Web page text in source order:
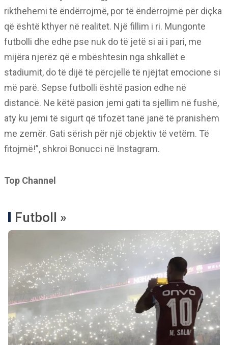
rikthehemi të ëndërrojmë, por të ëndërrojmë për diçka
që është kthyer në realitet. Një fillim i ri. Mungonte
futbolli dhe edhe pse nuk do të jetë si ai i pari, me
mijëra njerëz që e mbështesin nga shkallët e
stadiumit, do të dijë të përcjellë të njëjtat emocione si
më parë. Sepse futbolli është pasion edhe në
distancë. Ne këtë pasion jemi gati ta sjellim në fushë,
aty ku jemi të sigurt që tifozët tanë janë të pranishëm
me zemër. Gati sërish për një objektiv të vetëm. Të
fitojmë!”, shkroi Bonucci në Instagram.
Top Channel
Futboll »